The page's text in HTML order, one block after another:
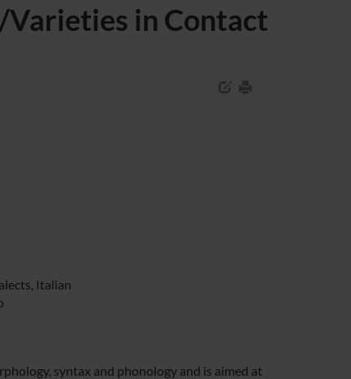
in Contact
Italian
syntax and phonology and is aimed at